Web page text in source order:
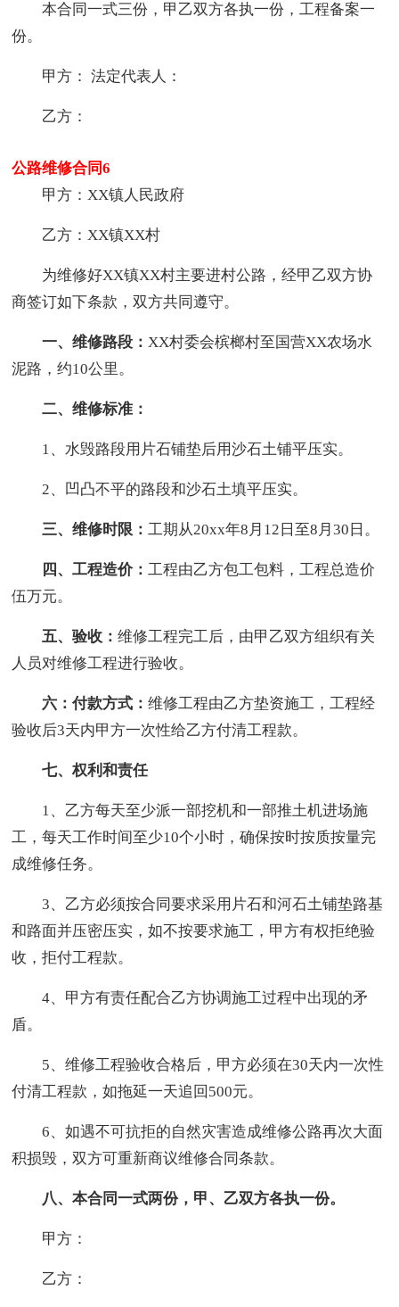
本合同一式三份，甲乙双方各执一份，工程备案一
份。
甲方： 法定代表人：
乙方：
公路维修合同6
甲方：XX镇人民政府
乙方：XX镇XX村
为维修好XX镇XX村主要进村公路，经甲乙双方协
商签订如下条款，双方共同遵守。
一、维修路段：XX村委会槟榔村至国营XX农场水
泥路，约10公里。
二、维修标准：
1、水毁路段用片石铺垫后用沙石土铺平压实。
2、凹凸不平的路段和沙石土填平压实。
三、维修时限：工期从20xx年8月12日至8月30日。
四、工程造价：工程由乙方包工包料，工程总造价
伍万元。
五、验收：维修工程完工后，由甲乙双方组织有关
人员对维修工程进行验收。
六：付款方式：维修工程由乙方垫资施工，工程经
验收后3天内甲方一次性给乙方付清工程款。
七、权利和责任
1、乙方每天至少派一部挖机和一部推土机进场施
工，每天工作时间至少10个小时，确保按时按质按量完
成维修任务。
3、乙方必须按合同要求采用片石和河石土铺垫路基
和路面并压密压实，如不按要求施工，甲方有权拒绝验
收，拒付工程款。
4、甲方有责任配合乙方协调施工过程中出现的矛
盾。
5、维修工程验收合格后，甲方必须在30天内一次性
付清工程款，如拖延一天追回500元。
6、如遇不可抗拒的自然灾害造成维修公路再次大面
积损毁，双方可重新商议维修合同条款。
八、本合同一式两份，甲、乙双方各执一份。
甲方：
乙方：